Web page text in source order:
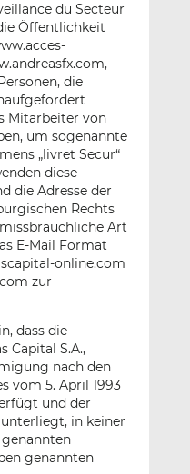
du Secteur
Öffentlichkeit
die
Mitarbeiter von
um sogenannte
„livret Secur“
diese
die Adresse der
Rechts
Art
E-Mail Format
online.com
zur
dass die
Capital S.A.,
nach den
vom 5. April 1993
und der
in keiner
genannten